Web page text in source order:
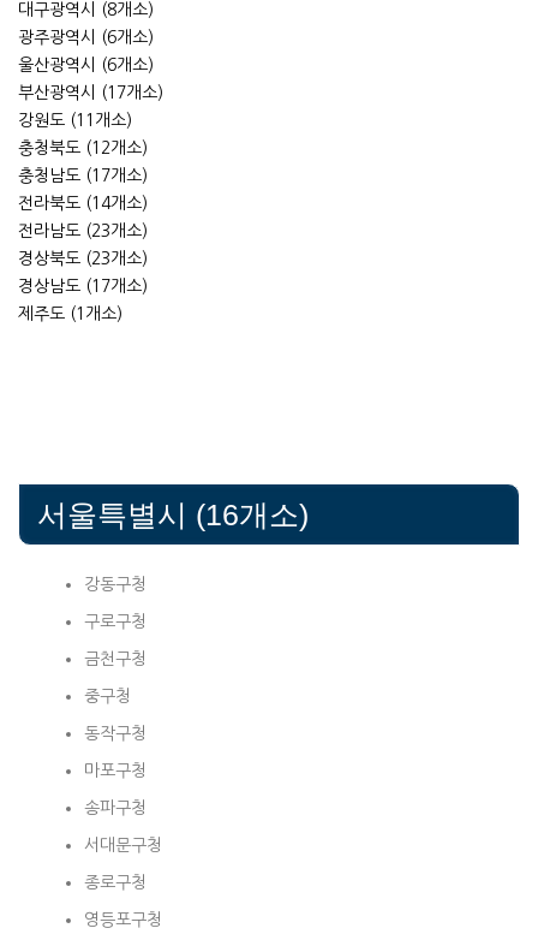
대구광역시 (8개소)
광주광역시 (6개소)
울산광역시 (6개소)
부산광역시 (17개소)
강원도 (11개소)
충청북도 (12개소)
충청남도 (17개소)
전라북도 (14개소)
전라남도 (23개소)
경상북도 (23개소)
경상남도 (17개소)
제주도 (1개소)
서울특별시 (16개소)
강동구청
구로구청
금천구청
중구청
동작구청
마포구청
송파구청
서대문구청
종로구청
영등포구청